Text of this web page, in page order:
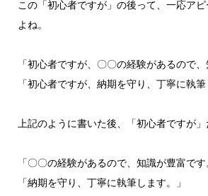
この「初心者ですが」の後って、一応ア
よね。
「初心者ですが、〇〇の経験があるので、
「初心者ですが、納期を守り、丁寧に執筆
上記のように書いた後、「初心者ですが」
「〇〇の経験があるので、知識が豊富です
「納期を守り、丁寧に執筆します。」